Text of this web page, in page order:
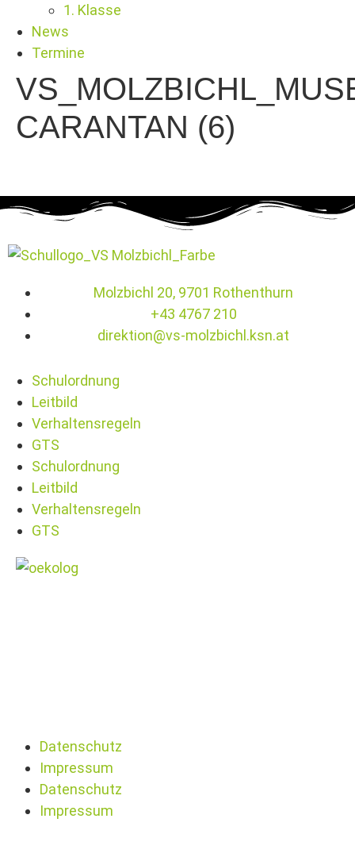
1. Klasse
News
Termine
CARANTAN (6)
Molzbichl 20, 9701 Rothenthurn
+43 4767 210
direktion@vs-molzbichl.ksn.at
Schulordnung
Leitbild
Verhaltensregeln
GTS
Schulordnung
Leitbild
Verhaltensregeln
GTS
Datenschutz
Impressum
Datenschutz
Impressum